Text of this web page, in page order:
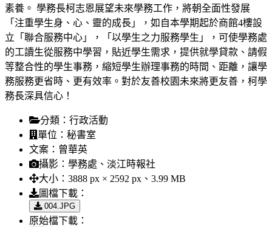
素養。 學務長柯志恩展望未來學務工作，將朝全面性發展
「注重學生身、心、靈的成長」，如自本學期起於商館4樓設
立「聯合服務中心」，「以學生之力服務學生」，可使學務處
的工讀生從服務中學習，貼近學生需求，提供就學貸款、請假
等整合性的學生事務，縮短學生辦理事務的時間、距離，讓學
務服務更省時、更有效率。對於友善校園未來將更友善，柯學
務長深具信心！
分類： 行政活動
單位： 秘書室
文案： 曾華英
攝影： 學務處、淡江時報社
大小： 3888 px × 2592 px、3.99 MB
圖檔下載：
004.JPG
原始檔下載：